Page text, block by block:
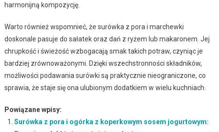
harmonijną kompozycję.
Warto również wspomnieć, że surówka z pora i marchewki
doskonale pasuje do sałatek oraz dań z ryżem lub makaronem. Jej
chrupkość i świeżość wzbogacają smak takich potraw, czyniąc je
bardziej zrównoważonymi. Dzięki wszechstronności składników,
możliwości podawania surówki są praktycznie nieograniczone, co
sprawia, że staje się ona ulubionym dodatkiem w wielu kuchniach.
Powiązane wpisy:
Surówka z pora i ogórka z koperkowym sosem jogurtowym: